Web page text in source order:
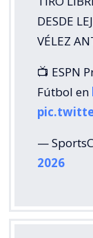
DESDE
VÉLEZ
📺 ESPN
Fútbol en
—
2026